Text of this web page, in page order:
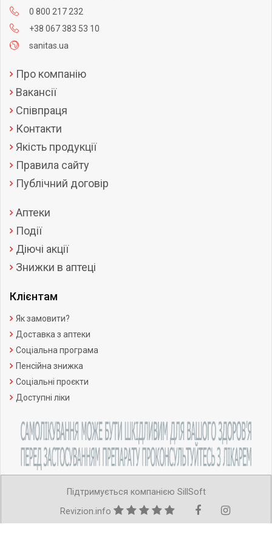
0 800 217 232
+38 067 383 53 10
sanitas.ua
Про компанію
Вакансії
Співпраця
Контакти
Якість продукції
Правила сайту
Публічний договір
Аптеки
Події
Діючі акції
Знижки в аптеці
Клієнтам
Як замовити?
Доставка з аптеки
Соціальна програма
Пенсійна знижка
Соціальні проєкти
Доступні ліки
Підтримується компанією SillSoft
Revizion.info